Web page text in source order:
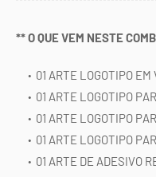
** O QUE VEM NESTE
01 ARTE LOGOTIPO EM
01 ARTE LOGOTIPO
01 ARTE LOGOTIPO
01 ARTE LOGOTIPO
01 ARTE DE ADESIVO